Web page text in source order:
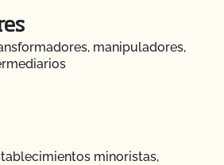
manipuladores,
minoristas,
de residuos de
en línea?